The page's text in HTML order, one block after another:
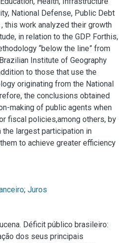
National Defense, Public Debt
this work analyzed their growth
in relation to the GDP. Forthis,
“below the line” from
Institute of Geography
to those that use the
originating from the National
the conclusions obtained
making of public agents when
fiscal policies,among others, by
largest participation in
to achieve greater efficiency
; Juros
Déficit público brasileiro:
dos seus principais